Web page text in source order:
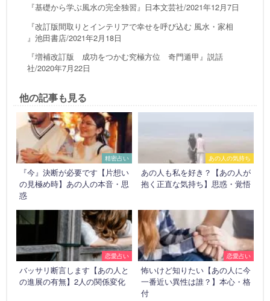
『基礎から学ぶ風水の完全独習』日本文芸社/2021年12月7日
『改訂版間取りとインテリアで幸せを呼び込む 風水・家相
』池田書店/2021年2月18日
『増補改訂版 成功をつかむ究極方位 奇門遁甲』説話
社/2020年7月22日
他の記事も見る
精密占い
『今』決断が必要です【片想い
の見極め時】あの人の本音・思
惑
あの人の気持ち
あの人も私を好き？【あの人が
抱く正直な気持ち】思惑・覚悟
恋愛占い
バッサリ断言します【あの人と
の進展の有無】2人の関係変化
恋愛占い
怖いけど知りたい【あの人に今
一番近い異性は誰？】本心・格
付